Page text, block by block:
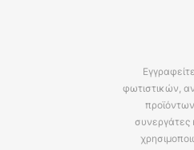
φωτιστικών,
συνεργάτες